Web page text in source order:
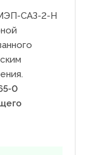
САЗ-2-Н
0